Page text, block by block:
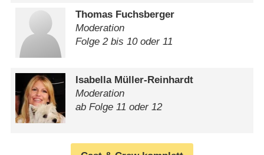
Thomas Fuchsberger
Moderation
Folge 2 bis 10 oder 11
Isabella Müller-Reinhardt
Moderation
ab Folge 11 oder 12